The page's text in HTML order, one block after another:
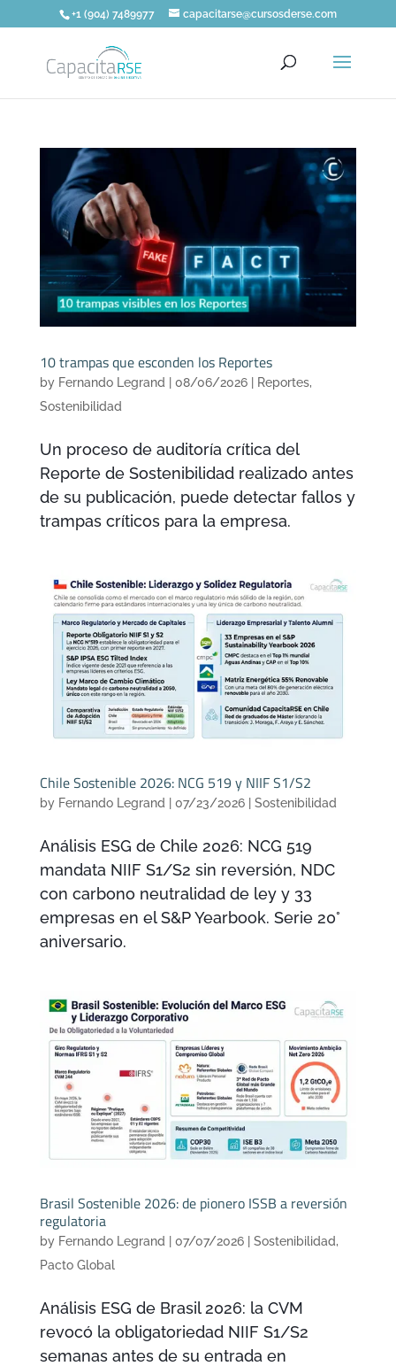
+1 (904) 7489977 capacitarse@cursosderse.com
10 trampas que esconden los Reportes
by Fernando Legrand | 08/06/2026| Reportes,
Sostenibilidad
Un proceso de auditoría crítica del
Reporte de Sostenibilidad realizado antes
de su publicación, puede detectar fallos y
trampas críticos para la empresa.
Chile Sostenible 2026: NCG 519 y NIIF S1/S2
by Fernando Legrand 07/23/2026| Sostenibilidad
Análisis ESG de Chile 2026: NCG 519
mandata NIIF S1/S2 sin reversión, NDC
con carbono neutralidad de ley y 33
empresas en el S&P Yearbook. Serie 20°
aniversario.
Brasil Sostenible 2026: de pionero ISSB a reversión
regulatoria
by Fernando Legrand 07/07/2026| Sostenibilidad,
Pacto Global
Análisis ESG de Brasil 2026: la CVM
revocó la obligatoriedad NIIF S1/S2
semanas antes de su entrada en